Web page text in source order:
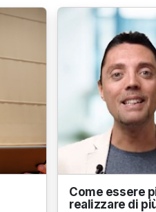
Come essere
realizzare di